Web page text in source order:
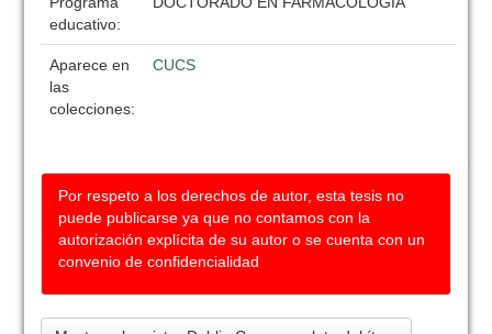
educativo:
Aparece en
las
colecciones:
CUCS
Por respeto a los derechos de autor, esta tesis no
puede publicarse ya que no contamos con la
autorización explícita de su autor o se cuenta con un
convenio de confidencialidad